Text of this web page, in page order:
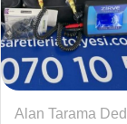
Alan Tarama